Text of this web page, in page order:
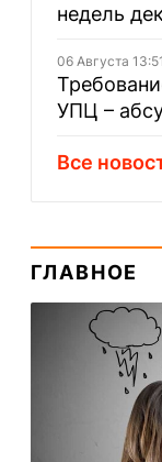
недель
06 Августа 13:51
УПЦ –
Все
ГЛАВНОЕ